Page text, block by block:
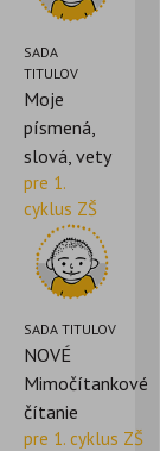
SADA
TITULOV
Moje
písmená,
slová, vety
pre 1.
cyklus ZŠ
SADA TITULOV
NOVÉ
Mimočítankové
čítanie
pre 1. cyklus ZŠ